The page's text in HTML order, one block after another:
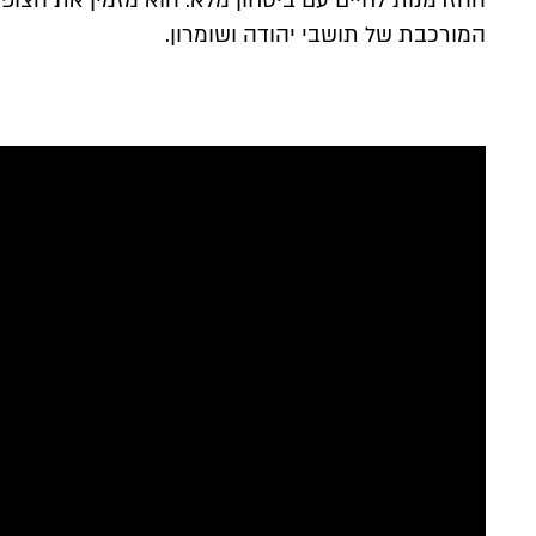
המורכבת של תושבי יהודה ושומרון.